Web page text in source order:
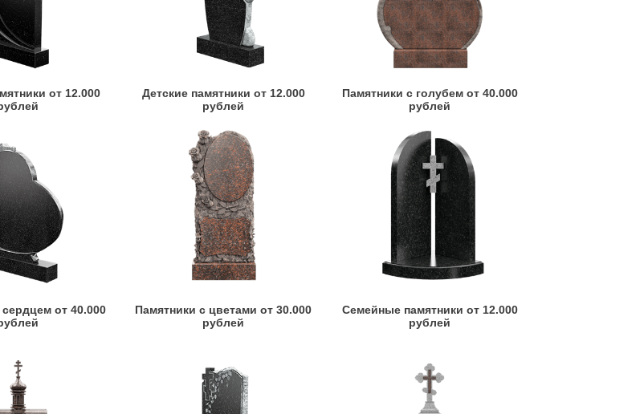
от 12.000
Детские памятники от 12.000
рублей
Памятники с голубем от 40.000
рублей
от 40.000
Памятники с цветами от 30.000
рублей
Семейные памятники от 12.000
рублей